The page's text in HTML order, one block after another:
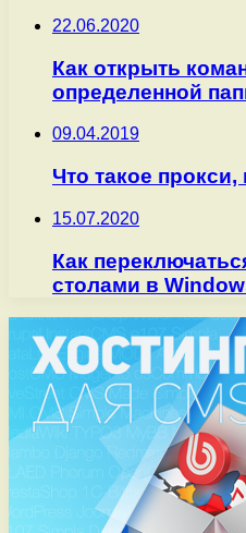
22.06.2020
Как открыть
определенной
09.04.2019
Что такое
15.07.2020
Как
столами в